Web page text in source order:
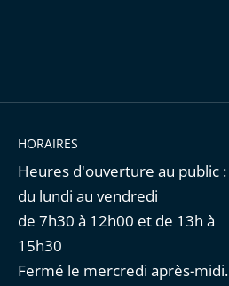
HORAIRES
Heures d'ouverture au public :
du lundi au vendredi
de 7h30 à 12h00 et de 13h à
15h30
Fermé le mercredi après-midi.